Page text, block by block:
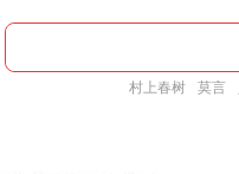
村上春树 莫言